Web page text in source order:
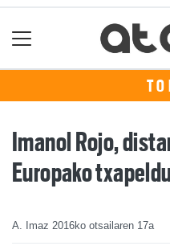
Imanol Rojo,
Europako
A. Imaz 2016ko otsailaren 17a